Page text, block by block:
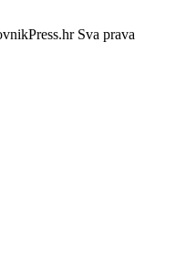
Sva prava